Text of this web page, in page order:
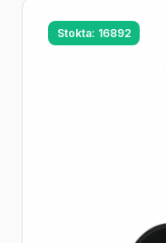
Stokta: 16892